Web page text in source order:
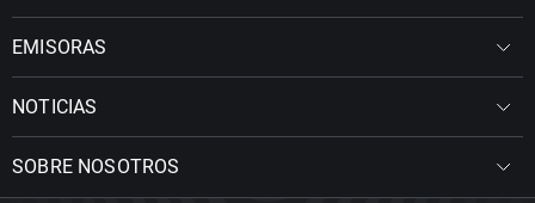
EMISORAS
NOTICIAS
SOBRE NOSOTROS